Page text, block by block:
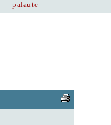
palaute